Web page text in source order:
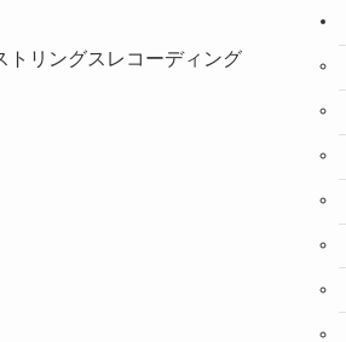
トリングスレコーディング